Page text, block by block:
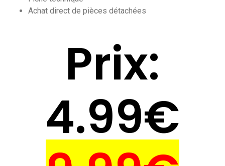
Achat direct de pièces détachées
Prix:
4.99€